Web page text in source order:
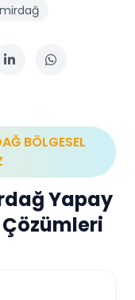
BÖLGESEL
Yapay